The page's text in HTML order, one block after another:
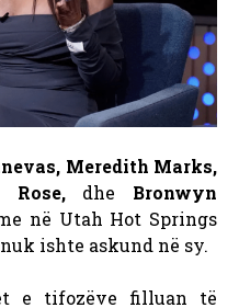
Meredith Marks,
Rose, dhe Bronwyn
në Utah Hot Springs
nuk ishte askund në sy.
e tifozëve filluan të